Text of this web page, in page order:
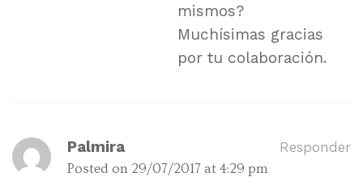
mismos?
Muchísimas gracias
por tu colaboración.
Palmira
Posted on 29/07/2017 at 4:29 pm
Responder